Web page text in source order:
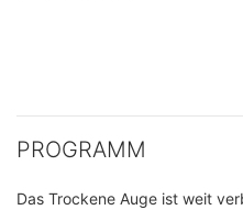
PROGRAMM
Das Trockene Auge ist weit